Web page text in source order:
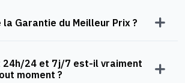
Garantie du Meilleur Prix ?
24h/24 et 7j/7 est-il vraiment
moment ?